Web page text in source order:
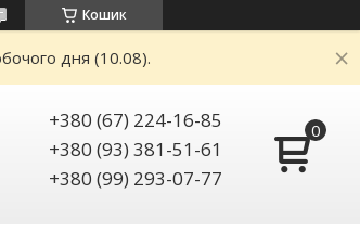
Кошик
дня (10.08).
+380 (67) 224-16-85
+380 (93) 381-51-61
+380 (99) 293-07-77